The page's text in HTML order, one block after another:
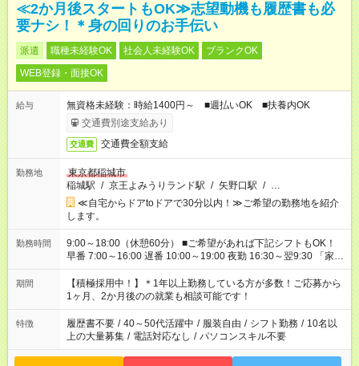
≪2か月後スタートもOK≫志望動機も履歴書も必
要ナシ！＊身の回りのお手伝い
派遣 職種未経験OK 社会人未経験OK
ブランクOK
WEB登録・面接OK
給与
無資格未経験：時給1400円～ ■週払いOK ■扶養内OK
交通費別途支給あり
交通費 交通費全額支給
勤務地
東京都稲城市
稲城駅 / 京王よみうりランド駅 / 矢野口駅 / …
≪自宅からドアtoドアで30分以内！≫ご希望の勤務地を紹介
します。
勤務時間
9:00～18:00（休憩60分） ■ご希望があれば下記シフトもOK！
早番 7:00～16:00 遅番 10:00～19:00 夜勤 16:30～翌9:30 「家族
と休みを合わせたい」 「余裕を持って夕飯の準備がしたい」
「できれば残業はしたくない」 など、ご希望を教えてください
ね。 ※Wワーク希望の方へ 今ご覧のお仕事で希望する勤務時間
と、もう1つのお仕事の勤務時間が 合計で週40時間を超える場
合は応募できません。
期間
【積極採用中！】＊1年以上勤務している方が多数！ご応募から
1ヶ月、2か月後のの就業も相談可能です！
特徴 履歴書不要 / 40～50代活躍中 / 服装自由 / シフト勤務 / 10名以
上の大量募集 / 電話対応なし / パソコンスキル不要